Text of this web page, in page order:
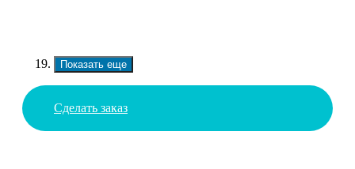
Показать еще
Сделать заказ